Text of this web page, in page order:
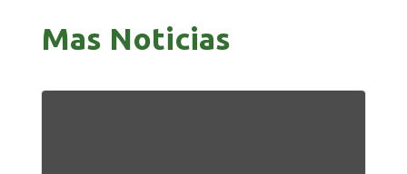
Mas Noticias